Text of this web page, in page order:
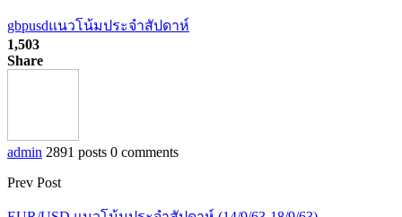
gbpusdแนวโน้มประจำสัปดาห์
1,503
Share
admin 2891 posts 0 comments
Prev Post